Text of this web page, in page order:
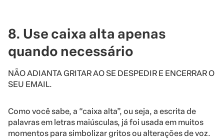
8. Use caixa alta apenas
quando necessário
NÃO ADIANTA GRITAR AO SE DESPEDIR E ENCERRAR O
SEU EMAIL.
Como você sabe, a “caixa alta”, ou seja, a escrita de
palavras em letras maiúsculas, já foi usada em muitos
momentos para simbolizar gritos ou alterações de voz.